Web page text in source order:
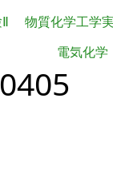
物質化学工学
電気化学